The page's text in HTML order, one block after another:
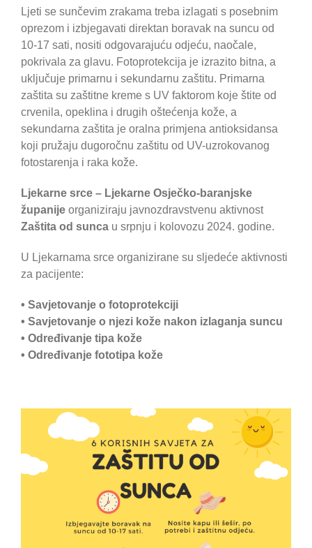
Ljeti se sunčevim zrakama treba izlagati s posebnim
oprezom i izbjegavati direktan boravak na suncu od
10-17 sati, nositi odgovarajuću odjeću, naočale,
pokrivala za glavu. Fotoprotekcija je izrazito bitna, a
uključuje primarnu i sekundarnu zaštitu. Primarna
zaštita su zaštitne kreme s UV faktorom koje štite od
crvenila, opeklina i drugih oštećenja kože, a
sekundarna zaštita je oralna primjena antioksidansa
koji pružaju dugoročnu zaštitu od UV-uzrokovanog
fotostarenja i raka kože.
Ljekarne srce – Ljekarne Osječko-baranjske
županije organiziraju javnozdravstvenu aktivnost
Zaštita od sunca u srpnju i kolovozu 2024. godine.
U Ljekarnama srce organizirane su sljedeće aktivnosti
za pacijente:
• Savjetovanje o fotoprotekciji
• Savjetovanje o njezi kože nakon izlaganja suncu
• Određivanje tipa kože
• Određivanje fototipa kože